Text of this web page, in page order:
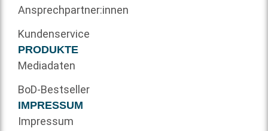
Ansprechpartner:innen
Kundenservice
PRODUKTE
Mediadaten
BoD-Bestseller
IMPRESSUM
Impressum